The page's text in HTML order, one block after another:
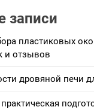
записи
пластиковых
и отзывов
дровяной печи